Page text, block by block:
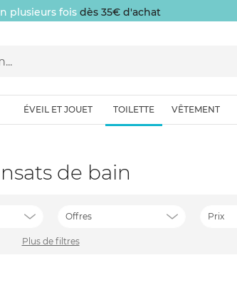
plusieurs fois dès 35€ d'achat
ÉVEIL ET JOUET TOILETTE VÊTEMENT
de bain
Offres Prix
Plus de filtres